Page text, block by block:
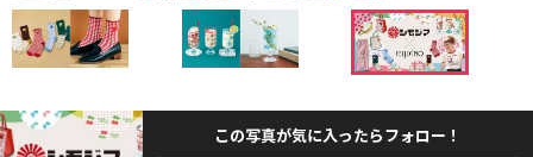
この写真が気に入ったらフォロー！